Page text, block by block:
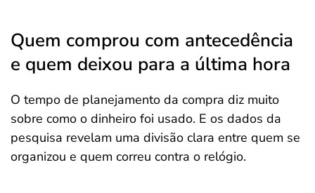
Quem comprou com antecedência
e quem deixou para a última hora
O tempo de planejamento da compra diz muito
sobre como o dinheiro foi usado. E os dados da
pesquisa revelam uma divisão clara entre quem se
organizou e quem correu contra o relógio.